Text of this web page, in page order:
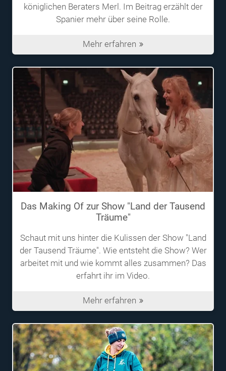
königlichen Beraters Merl. Im Beitrag erzählt der
Spanier mehr über seine Rolle.
Mehr erfahren
Das Making Of zur Show "Land der Tausend
Träume"
Schaut mit uns hinter die Kulissen der Show "Land
der Tausend Träume". Wie entsteht die Show? Wer
arbeitet mit und wie kommt alles zusammen? Das
erfahrt ihr im Video.
Mehr erfahren